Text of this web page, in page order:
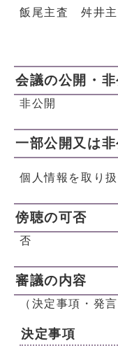
飯尾主査 舛井主
会議の公開・非
非公開
一部公開又は
個人情報を取り
傍聴の可否
否
審議の内容
（決定事項・発
決定事項